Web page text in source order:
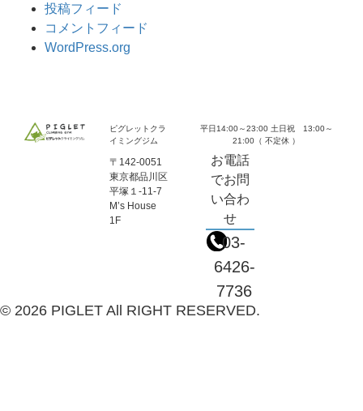
投稿フィード
コメントフィード
WordPress.org
ピグレットクラ
イミングジム
〒142-0051
東京都品川区
平塚１-11-7
M’s House
1F
平日14:00～23:00 土日祝 13:00～
21:00（ 不定休 ）
お電話
でお問
い合わ
せ
03-
6426-
7736
© 2026 PIGLET All RIGHT RESERVED.